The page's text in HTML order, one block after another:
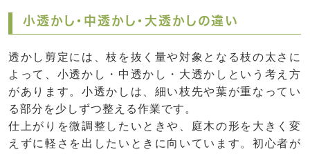
小透かし・中透かし・大透かしの違い
透かし剪定には、枝を抜く量や対象となる枝の太さに
よって、小透かし・中透かし・大透かしという考え方
があります。小透かしは、細い枝先や葉が重なってい
る部分を少しずつ整える作業です。
仕上がりを微調整したいときや、庭木の形を大きく変
えずに軽さを出したいときに向いています。初心者が